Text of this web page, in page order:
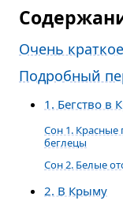
Очень
Подробный
1. Бегство в
Сон 1. Красные
беглецы
Сон 2. Белые
2. В Крыму